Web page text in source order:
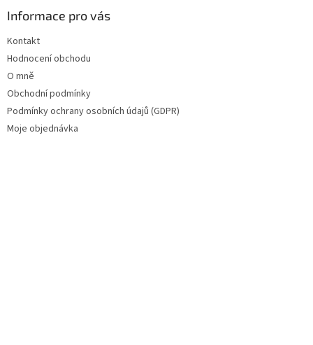
Informace pro vás
Kontakt
Hodnocení obchodu
O mně
Obchodní podmínky
Podmínky ochrany osobních údajů (GDPR)
Moje objednávka